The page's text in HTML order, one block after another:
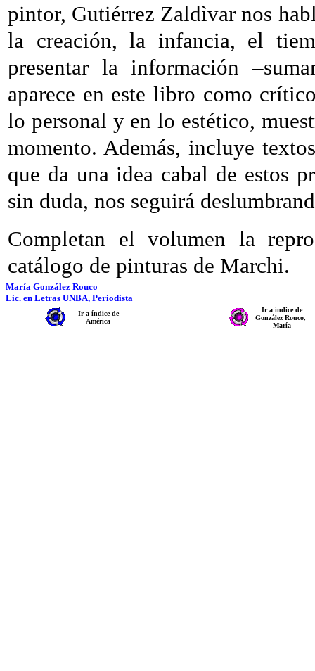
pintor, Gutiérrez Zaldìvar nos
la creación, la infancia, el
presentar la información
aparece en este libro como
lo personal y en lo estético,
momento. Además, incluye
que da una idea cabal de estos
sin duda, nos seguirá
Completan el volumen la
catálogo de pinturas de Marchi.
María González Rouco
Lic. en Letras UNBA, Periodista
Ir a índice de
América
Ir a índice de
González Rouco,
María